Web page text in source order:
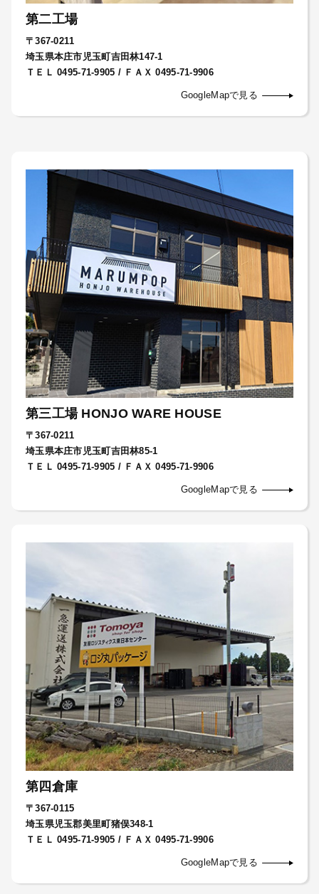
第二工場
〒367-0211
埼玉県本庄市児玉町吉田林147-1
ＴＥＬ 0495-71-9905 / ＦＡＸ 0495-71-9906
GoogleMapで見る
第三工場 HONJO WARE HOUSE
〒367-0211
埼玉県本庄市児玉町吉田林85-1
ＴＥＬ 0495-71-9905 / ＦＡＸ 0495-71-9906
GoogleMapで見る
第四倉庫
〒367-0115
埼玉県児玉郡美里町猪俣348-1
ＴＥＬ 0495-71-9905 / ＦＡＸ 0495-71-9906
GoogleMapで見る